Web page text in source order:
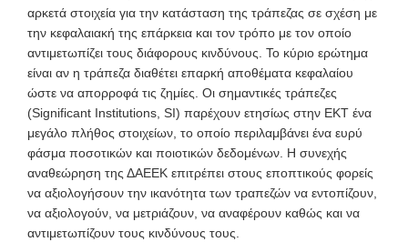
αρκετά στοιχεία για την κατάσταση της τράπεζας σε σχέση με
την κεφαλαιακή της επάρκεια και τον τρόπο με τον οποίο
αντιμετωπίζει τους διάφορους κινδύνους. Το κύριο ερώτημα
είναι αν η τράπεζα διαθέτει επαρκή αποθέματα κεφαλαίου
ώστε να απορροφά τις ζημίες. Οι σημαντικές τράπεζες
(Significant Institutions, SI) παρέχουν ετησίως στην ΕΚΤ ένα
μεγάλο πλήθος στοιχείων, το οποίο περιλαμβάνει ένα ευρύ
φάσμα ποσοτικών και ποιοτικών δεδομένων. Η συνεχής
αναθεώρηση της ΔΑΕΕΚ επιτρέπει στους εποπτικούς φορείς
να αξιολογήσουν την ικανότητα των τραπεζών να εντοπίζουν,
να αξιολογούν, να μετριάζουν, να αναφέρουν καθώς και να
αντιμετωπίζουν τους κινδύνους τους.